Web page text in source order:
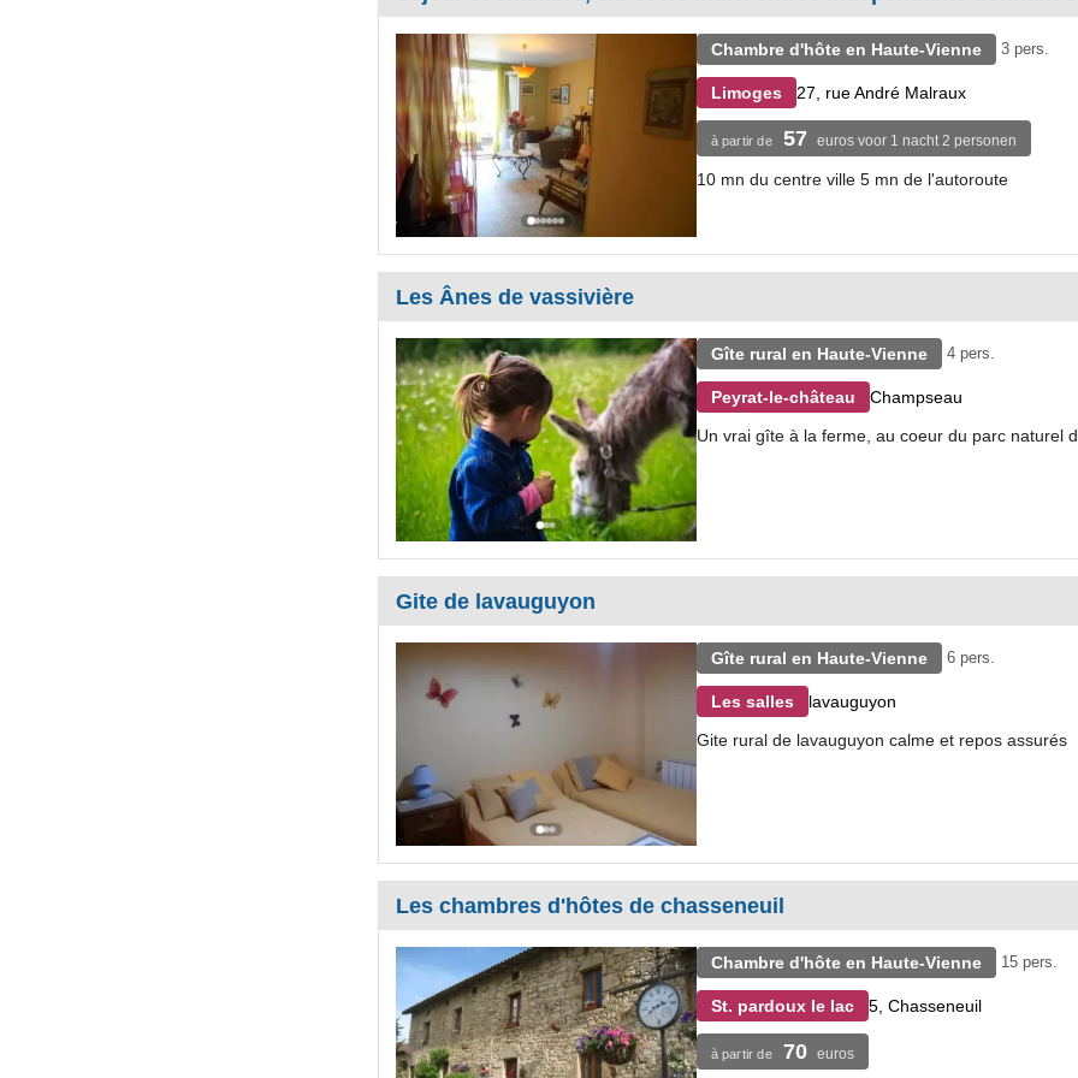
Chambre d'hôte en Haute-Vienne 3 pers.
Limoges 27, rue André Malraux
à partir de 57 euros voor 1 nacht 2 personen
10 mn du centre ville 5 mn de l'autoroute
Les Ânes de vassivière
Gîte rural en Haute-Vienne 4 pers.
Peyrat-le-château Champseau
Un vrai gîte à la ferme, au coeur du parc naturel
Gite de lavauguyon
Gîte rural en Haute-Vienne 6 pers.
Les salles lavauguyon
Gite rural de lavauguyon calme et repos assurés
Les chambres d'hôtes de chasseneuil
Chambre d'hôte en Haute-Vienne 15 pers.
St. pardoux le lac 5, Chasseneuil
à partir de 70 euros